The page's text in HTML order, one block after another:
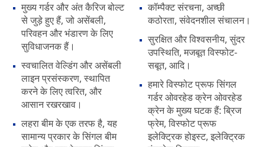
मुख्य गर्डर और अंत कैरिज बोल्ट
से जुड़े हुए हैं, जो असेंबली,
परिवहन और भंडारण के लिए
सुविधाजनक हैं।
स्वचालित वेल्डिंग और असेंबली
लाइन प्रसंस्करण, स्थापित
करने के लिए त्वरित, और
आसान रखरखाव।
लहरा बीम के एक तरफ है, यह
सामान्य प्रकार के सिंगल बीम
कॉम्पैक्ट संरचना, अच्छी
कठोरता, संवेदनशील संचालन।
सुरक्षित और विश्वसनीय, सुंदर
उपस्थिति, मजबूत विस्फोट-
सबूत, आदि।
हमारे विस्फोट प्रूफ सिंगल
गर्डर ओवरहेड क्रेन ओवरहेड
क्रेन के मुख्य घटक हैं: ब्रिज
फ्रेम, विस्फोट प्रूफ
इलेक्ट्रिक होइस्ट, इलेक्ट्रिक